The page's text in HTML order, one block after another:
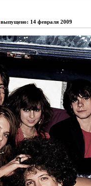
выпущено: 14 февраля 2009